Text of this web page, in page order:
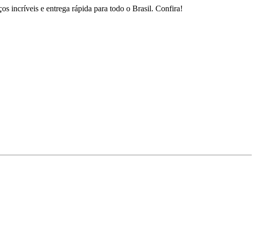
incríveis e entrega rápida para todo o Brasil. Confira!